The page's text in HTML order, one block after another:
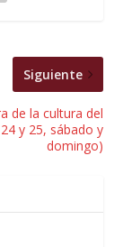
Siguiente
de la cultura del
y 25, sábado y
domingo)